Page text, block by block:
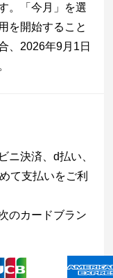
。「今月」を選
を開始すること
、2026年9月1日
ニ決済、d払い、
て支払いをご利
のカードブラン